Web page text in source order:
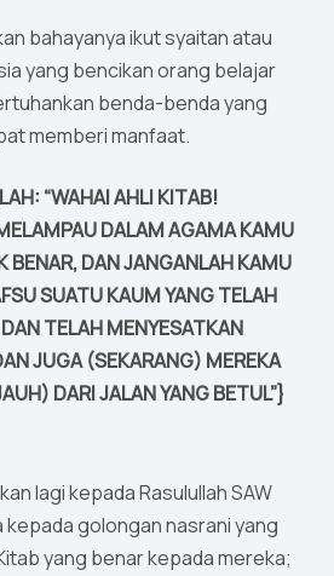
bahayanya ikut syaitan atau
yang bencikan orang belajar
benda-benda yang
memberi manfaat.
“WAHAI AHLI KITAB!
DALAM AGAMA KAMU
BENAR, DAN JANGANLAH KAMU
SUATU KAUM YANG TELAH
TELAH MENYESATKAN
JUGA (SEKARANG) MEREKA
DARI JALAN YANG BETUL”}
lagi kepada Rasulullah SAW
golongan nasrani yang
yang benar kepada mereka;